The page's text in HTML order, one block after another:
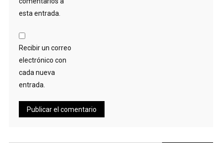
esta entrada.
Recibir un correo
electrónico con
cada nueva
entrada.